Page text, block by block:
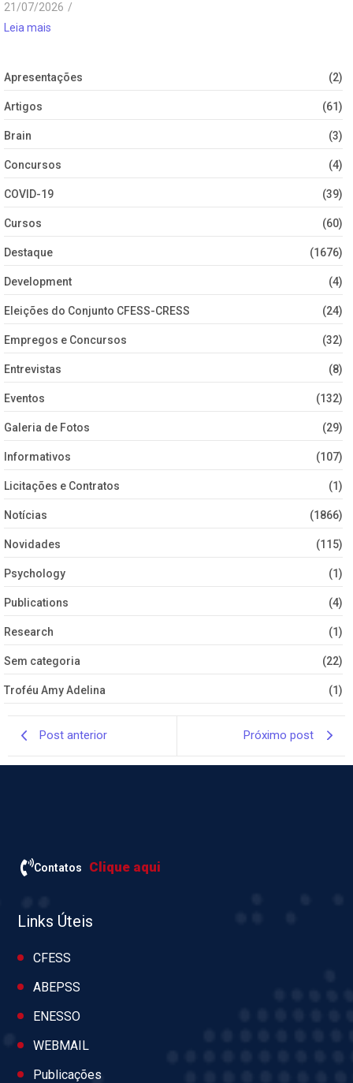
21/07/2026 /
Leia mais
Apresentações (2)
Artigos (61)
Brain (3)
Concursos (4)
COVID-19 (39)
Cursos (60)
Destaque (1676)
Development (4)
Eleições do Conjunto CFESS-CRESS (24)
Empregos e Concursos (32)
Entrevistas (8)
Eventos (132)
Galeria de Fotos (29)
Informativos (107)
Licitações e Contratos (1)
Notícias (1866)
Novidades (115)
Psychology (1)
Publications (4)
Research (1)
Sem categoria (22)
Troféu Amy Adelina (1)
Post anterior Próximo post
Contatos Clique aqui
Links Úteis
CFESS
ABEPSS
ENESSO
WEBMAIL
Publicações